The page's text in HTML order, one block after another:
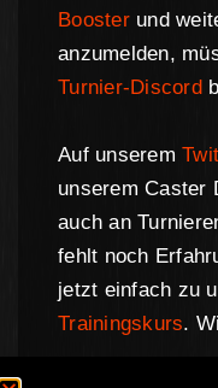
Boosterund
anzumelden,
Turnier-Discord
Auf unserem
unserem Caster
auch an
fehlt noch
jetzt einfach zu
Trainingskurs.